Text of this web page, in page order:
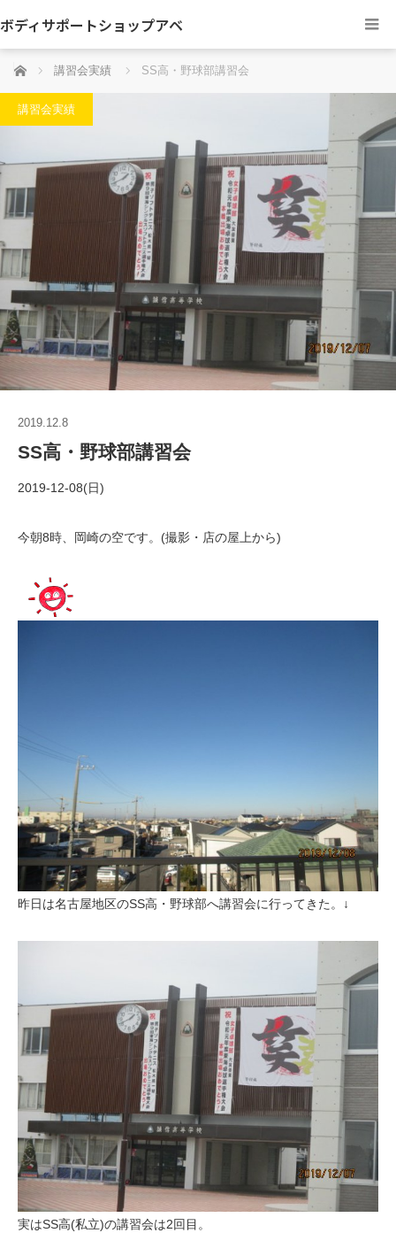
ボディサポートショップアベ
ホーム 講習会実績 SS高・野球部講習会
講習会実績
2019.12.8
SS高・野球部講習会
2019-12-08(日)
今朝8時、岡崎の空です。(撮影・店の屋上から)
昨日は名古屋地区のSS高・野球部へ講習会に行ってきた。↓
実はSS高(私立)の講習会は2回目。